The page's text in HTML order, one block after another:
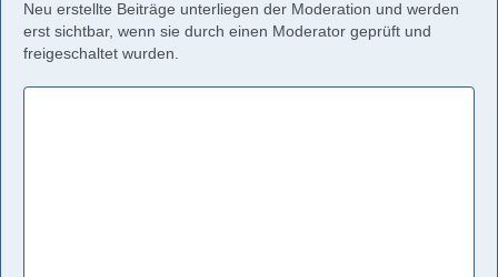
Neu erstellte Beiträge unterliegen der Moderation und werden
erst sichtbar, wenn sie durch einen Moderator geprüft und
freigeschaltet wurden.